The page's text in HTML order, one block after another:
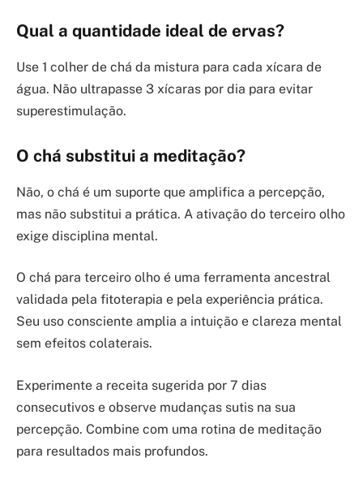
Qual a quantidade ideal de ervas?
Use 1 colher de chá da mistura para cada xícara de
água. Não ultrapasse 3 xícaras por dia para evitar
superestimulação.
O chá substitui a meditação?
Não, o chá é um suporte que amplifica a percepção,
mas não substitui a prática. A ativação do terceiro olho
exige disciplina mental.
O chá para terceiro olho é uma ferramenta ancestral
validada pela fitoterapia e pela experiência prática.
Seu uso consciente amplia a intuição e clareza mental
sem efeitos colaterais.
Experimente a receita sugerida por 7 dias
consecutivos e observe mudanças sutis na sua
percepção. Combine com uma rotina de meditação
para resultados mais profundos.